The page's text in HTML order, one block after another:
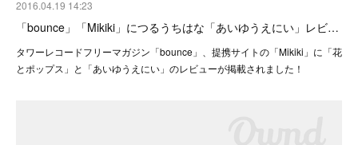
2016.04.19 14:23
「bounce」「Mikiki」につるうちはな「あいゆうえにい」レビ…
タワーレコードフリーマガジン「bounce」、提携サイトの「Mikiki」に「花
とポップス」と「あいゆうえにい」のレビューが掲載されました！